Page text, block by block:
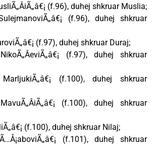
(f.96), duhej shkruar Muslia;
(f.96), duhej shkruar
(f.97), duhej shkruar Duraj;
(f.97), duhej shkruar
(f.100), duhej shkruar
(f.100), duhej shkruar
(f.100), duhej shkruar Nilaj;
(f.101), duhej shkruar